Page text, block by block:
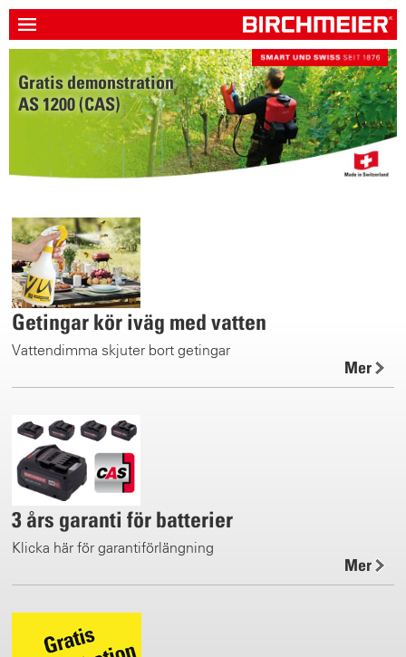
Gratis demonstration
AS 1200 (CAS)
Ett batteri
för allt
Getingar kör iväg med vatten
Vattendimma skjuter bort getingar
Mer
3 års garanti för batterier
Klicka här för garantiförlängning
Mer